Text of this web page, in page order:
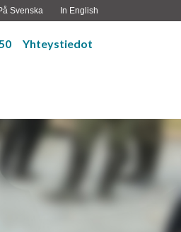
Svenska In English
Yhteystiedot